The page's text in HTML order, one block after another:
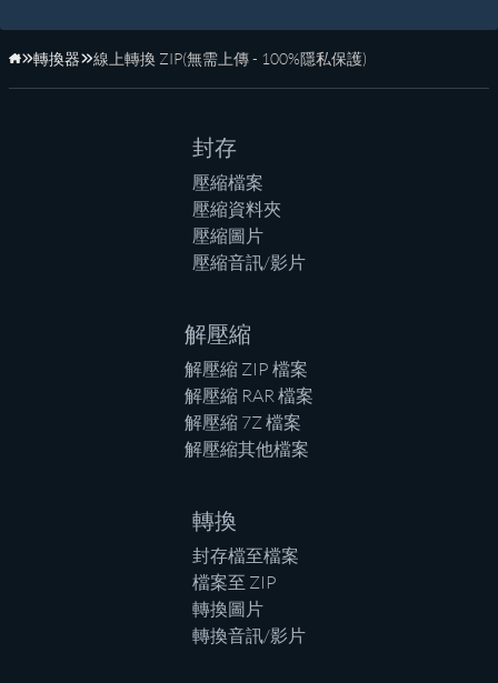
首頁
轉換器 線上轉換 ZIP(無需上傳 - 100%隱私保護)
封存
壓縮檔案
壓縮資料夾
壓縮圖片
壓縮音訊/影片
解壓縮
解壓縮 ZIP 檔案
解壓縮 RAR 檔案
解壓縮 7Z 檔案
解壓縮其他檔案
轉換
封存檔至檔案
檔案至 ZIP
轉換圖片
轉換音訊/影片